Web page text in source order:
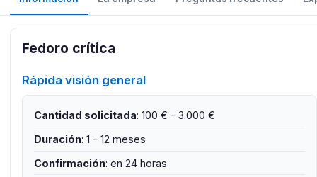
Fedoro crítica
Rápida visión general
Cantidad solicitada: 100 € – 3.000 €
Duración: 1 - 12 meses
Confirmación: en 24 horas